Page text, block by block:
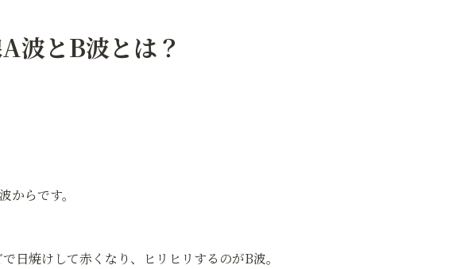
波とB波とは？
からです。
日焼けして赤くなり、ヒリヒリするのがB波。